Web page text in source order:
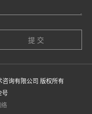
询有限公司 版权所有
号
络